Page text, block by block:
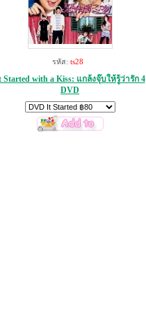
รหัส: ts28
Started with a Kiss: แกล้งจุ๊บให้รู้ว่ารัก 4
DVD